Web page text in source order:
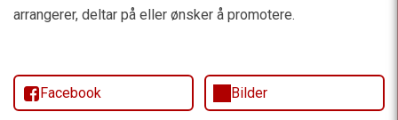
arrangerer, deltar på eller ønsker å promotere.
Facebook Bilder